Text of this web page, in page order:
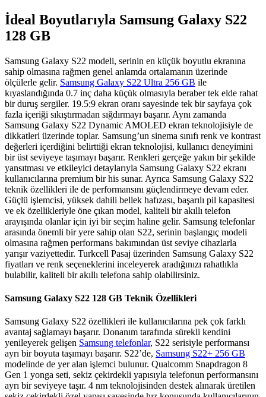
İdeal Boyutlarıyla Samsung Galaxy S22
128 GB
Samsung Galaxy S22 modeli, serinin en küçük boyutlu ekranına
sahip olmasına rağmen genel anlamda ortalamanın üzerinde
ölçülerle gelir. Samsung Galaxy S22 Ultra 256 GB ile
kıyaslandığında 0.7 inç daha küçük olmasıyla beraber tek elde rahat
bir duruş sergiler. 19.5:9 ekran oranı sayesinde tek bir sayfaya çok
fazla içeriği sıkıştırmadan sığdırmayı başarır. Aynı zamanda
Samsung Galaxy S22 Dynamic AMOLED ekran teknolojisiyle de
dikkatleri üzerinde toplar. Samsung’un sinema sınıfı renk ve kontrast
değerleri içerdiğini belirttiği ekran teknolojisi, kullanıcı deneyimini
bir üst seviyeye taşımayı başarır. Renkleri gerçeğe yakın bir şekilde
yansıtması ve etkileyici detaylarıyla Samsung Galaxy S22 ekranı
kullanıcılarına premium bir his sunar. Ayrıca Samsung Galaxy S22
teknik özellikleri ile de performansını güçlendirmeye devam eder.
Güçlü işlemcisi, yüksek dahili bellek hafızası, başarılı pil kapasitesi
ve ek özellikleriyle öne çıkan model, kaliteli bir akıllı telefon
arayışında olanlar için iyi bir seçim haline gelir. Samsung telefonlar
arasında önemli bir yere sahip olan S22, serinin başlangıç modeli
olmasına rağmen performans bakımından üst seviye cihazlarla
yarışır vaziyettedir. Turkcell Pasaj üzerinden Samsung Galaxy S22
fiyatları ve renk seçeneklerini inceleyerek aradığınızı rahatlıkla
bulabilir, kaliteli bir akıllı telefona sahip olabilirsiniz.
Samsung Galaxy S22 128 GB Teknik Özellikleri
Samsung Galaxy S22 özellikleri ile kullanıcılarına pek çok farklı
avantaj sağlamayı başarır. Donanım tarafında sürekli kendini
yenileyerek gelişen Samsung telefonlar, S22 serisiyle performansı
ayrı bir boyuta taşımayı başarır. S22’de, Samsung S22+ 256 GB
modelinde de yer alan işlemci bulunur. Qualcomm Snapdragon 8
Gen 1 yonga seti, sekiz çekirdekli yapısıyla telefonun performansını
ayrı bir seviyeye taşır. 4 nm teknolojisinden destek alınarak üretilen